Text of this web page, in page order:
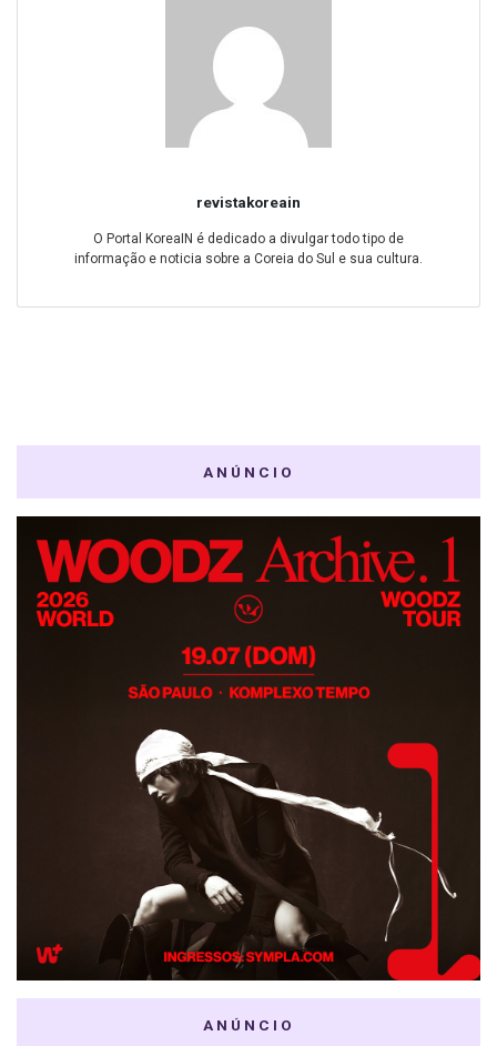
revistakoreain
O Portal KoreaIN é dedicado a divulgar todo tipo de
informação e noticia sobre a Coreia do Sul e sua cultura.
ANÚNCIO
ANÚNCIO